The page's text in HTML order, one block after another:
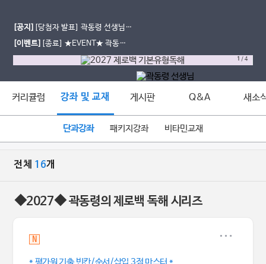
[공지] [당첨자 발표] 곽동령 선생님 6
월 모평 후기 이벤트
[이벤트] [종료] ★EVENT★ 곽동령
선생님과 함께한 6월 모평 후기 남기
1 /4
커리큘럼 강좌 및 교재 게시판 Q&A 새소
단과강좌 패키지강좌 비타민교재
전체 16개
◆2027◆ 곽동령의 제로백 독해 시리즈
N
* 평가원 기출 빈칸/순서/삽입 3점 마스터 *